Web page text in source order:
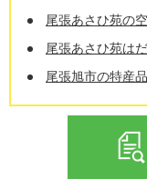
尾張あさひ苑の
尾張あさひ苑は
尾張旭市の特産